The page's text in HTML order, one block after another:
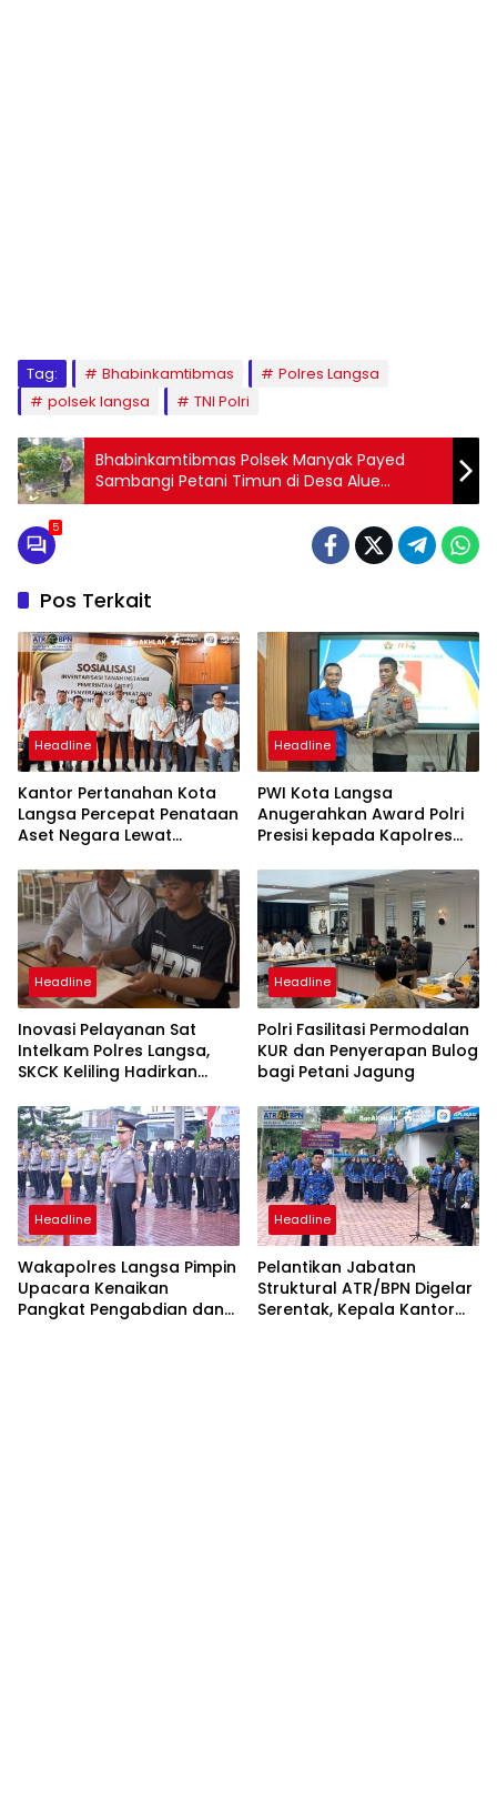
Tag: Bhabinkamtibmas
Polres Langsa
polsek langsa
TNI Polri
Bhabinkamtibmas Polsek Manyak Payed
Sambangi Petani Timun di Desa Alue
Sentang
5
Pos Terkait
Headline
Kantor Pertanahan Kota
Langsa Percepat Penataan
Aset Negara Lewat
Headline
PWI Kota Langsa
Anugerahkan Award Polri
Presisi kepada Kapolres
Headline
Inovasi Pelayanan Sat
Intelkam Polres Langsa,
SKCK Keliling Hadirkan
Mudah dan Humanis
Headline
Polri Fasilitasi Permodalan
KUR dan Penyerapan Bulog
bagi Petani Jagung
Headline
Wakapolres Langsa Pimpin
Upacara Kenaikan
Pangkat Pengabdian dan
Headline
Pelantikan Jabatan
Struktural ATR/BPN Digelar
Serentak, Kepala Kantor